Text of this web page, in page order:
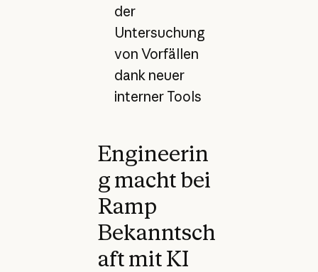
der
Untersuchung
von Vorfällen
dank neuer
interner Tools
Engineerin
g macht bei
Ramp
Bekanntsch
aft mit KI